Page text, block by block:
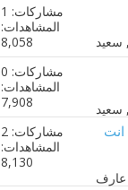
مشاركات: 1
المشاهدات:
8,058
مشاركات: 0
المشاهدات:
7,908
منهم انت
مشاركات: 2
المشاهدات:
8,130